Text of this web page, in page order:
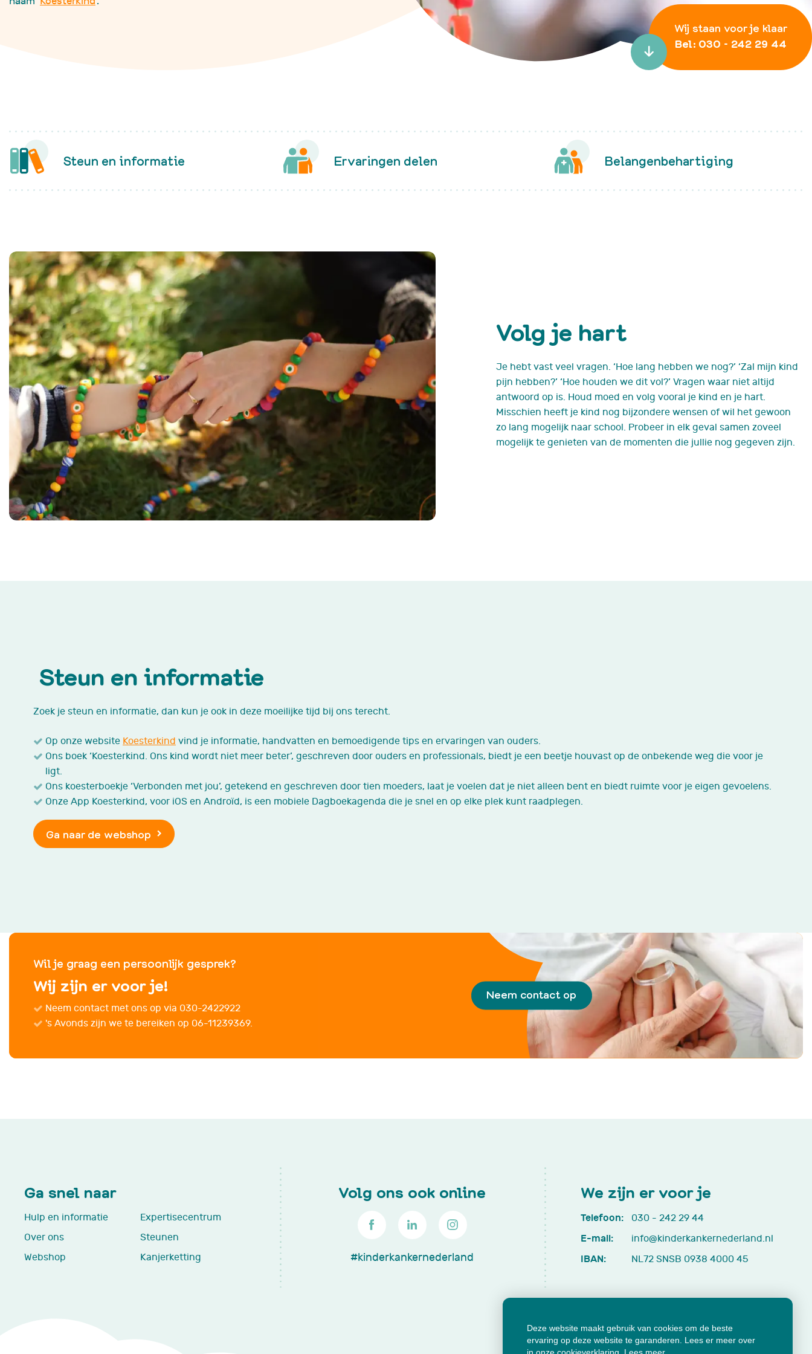
Deze website maakt gebruik van cookies om de beste
ervaring op deze website te garanderen. Lees er meer over
in onze cookieverklaring. Lees meer
Wanneer je te maken krijgt met
Podcast 'Ketting van
Verhalen'
Leven met FA
Nieuws & evenementen
Wij staan voor je klaar
Bel: 030 - 242 29 44

Steun en informatie Ervaringen delen Belangenbehartiging
Volg je hart
Je hebt vast veel vragen. ‘Hoe lang hebben we nog?’ ‘Zal mijn kind
pijn hebben?’ ‘Hoe houden we dit vol?’ Vragen waar niet altijd
antwoord op is. Houd moed en volg vooral je kind en je hart.
Misschien heeft je kind nog bijzondere wensen of wil het gewoon
zo lang mogelijk naar school. Probeer in elk geval samen zoveel
mogelijk te genieten van de momenten die jullie nog gegeven zijn.
Steun en informatie
Zoek je steun en informatie, dan kun je ook in deze moeilijke tijd bij ons terecht.
Op onze website Koesterkind vind je informatie, handvatten en bemoedigende tips en ervaringen van ouders.
Ons boek ‘Koesterkind. Ons kind wordt niet meer beter’, geschreven door ouders en professionals, biedt je een beetje houvast op de onbekende weg die voor je
ligt.
Ons koesterboekje ‘Verbonden met jou’, getekend en geschreven door tien moeders, laat je voelen dat je niet alleen bent en biedt ruimte voor je eigen gevoelens.
Onze App Koesterkind, voor iOS en Androïd, is een mobiele Dagboekagenda die je snel en op elke plek kunt raadplegen.
Ga naar de webshop
Wil je graag een persoonlijk gesprek?
Wij zijn er voor je!
Neem contact met ons op via 030-2422922
's Avonds zijn we te bereiken op 06-11239369.
Neem contact op
Ga snel naar
Hulp en informatie
Expertisecentrum
Over ons
Steunen
Webshop
Kanjerketting
Volg ons ook online
#kinderkankernederland
We zijn er voor je
Telefoon: 030 - 242 29 44
E-mail: info@kinderkankernederland.nl
IBAN: NL72 SNSB 0938 4000 45